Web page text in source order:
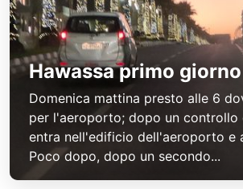
Hawassa primo giorno
Domenica mattina presto alle 6
per l'aeroporto; dopo un controllo
entra nell'edificio dell'aeroporto e
Poco dopo, dopo un secondo...